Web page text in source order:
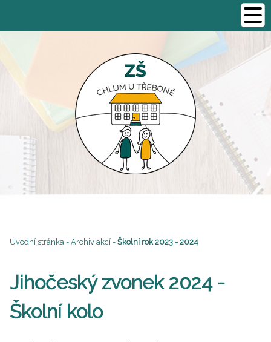
Úvodní stránka - Archiv akcí - Školní rok 2023 - 2024
Jihočeský zvonek 2024 -
Školní kolo